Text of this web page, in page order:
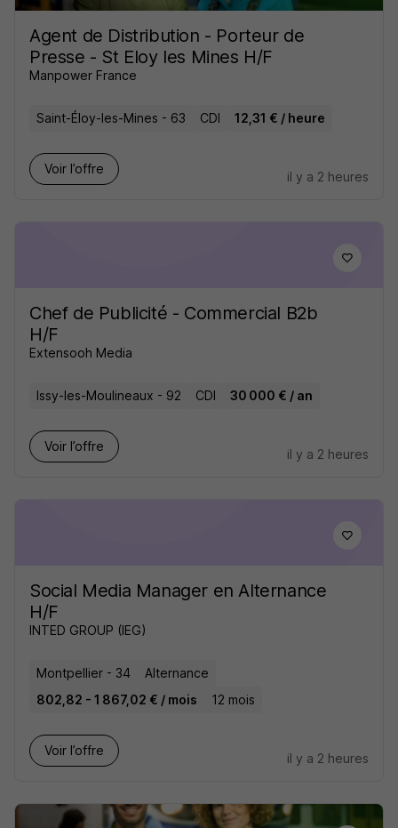
Agent de Distribution - Porteur de
Presse - St Eloy les Mines H/F
Manpower France
Saint-Éloy-les-Mines - 63 CDI 12,31 € / heure
Voir l’offre
il y a 2 heures
Chef de Publicité - Commercial B2b
H/F
Extensooh Media
Issy-les-Moulineaux - 92 CDI 30 000 € / an
Voir l’offre
il y a 2 heures
Social Media Manager en Alternance
H/F
INTED GROUP (IEG)
Montpellier - 34
Alternance
802,82 - 1 867,02 € / mois
12 mois
Voir l’offre
il y a 2 heures